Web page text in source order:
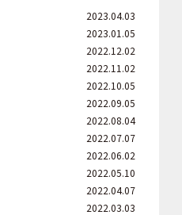
2023.04.03
2023.01.05
2022.12.02
2022.11.02
2022.10.05
2022.09.05
2022.08.04
2022.07.07
2022.06.02
2022.05.10
2022.04.07
2022.03.03